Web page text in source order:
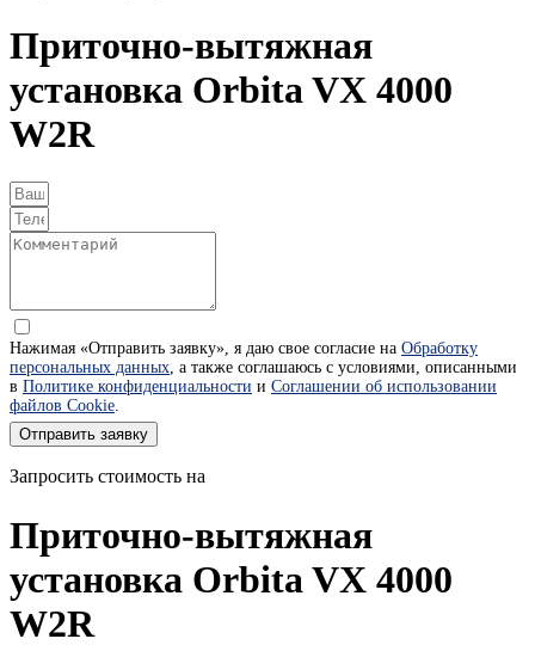
Приточно-вытяжная
установка Orbita VX 4000
W2R
Нажимая «Отправить заявку», я даю свое согласие на Обработку
персональных данных, а также соглашаюсь с условиями, описанными
в Политике конфиденциальности и Соглашении об использовании
файлов Cookie.
Отправить заявку
Запросить стоимость на
Приточно-вытяжная
установка Orbita VX 4000
W2R